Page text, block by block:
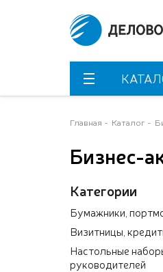
Главная Каталог
Бизнес-
Категории
Бумажники,
Визитницы,
Настольные
руководителей